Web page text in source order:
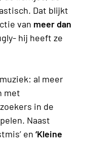
Dat blijkt
van meer dan
hij heeft ze
al meer
met
in de
Naast
en ‘Kleine